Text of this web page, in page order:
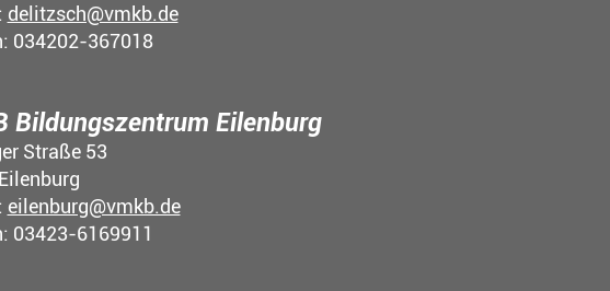
delitzsch@vmkb.de
034202-367018
Bildungszentrum Eilenburg
Straße 53
eilenburg@vmkb.de
03423-6169911